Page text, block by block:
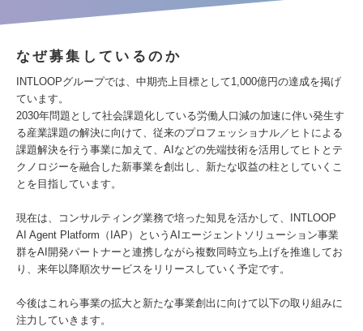
なぜ募集しているのか
INTLOOPグループでは、中期売上目標として1,000億円の達成を掲げ
ています。
2030年問題として社会課題化している労働人口減の加速に伴い発生す
る産業課題の解決に向けて、従来のプロフェッショナル／ヒトによる
課題解決を行う事業に加えて、AIなどの先端技術を活用してヒトとテ
クノロジーを融合した新事業を創出し、新たな収益の柱としていくこ
とを目指しています。
現在は、コンサルティング業務で培った知見を活かして、INTLOOP
AI Agent Platform（IAP）というAIエージェントソリューション事業
群をAI開発パートナーと連携しながら複数同時立ち上げを推進してお
り、来年以降順次サービスをリリースしていく予定です。
今後はこれら事業の拡大と新たな事業創出に向けて以下の取り組みに
注力していきます。